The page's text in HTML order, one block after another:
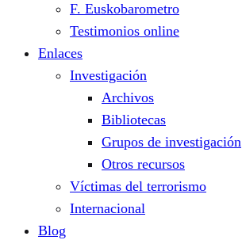
F. Euskobarometro
Testimonios online
Enlaces
Investigación
Archivos
Bibliotecas
Grupos de investigación
Otros recursos
Víctimas del terrorismo
Internacional
Blog